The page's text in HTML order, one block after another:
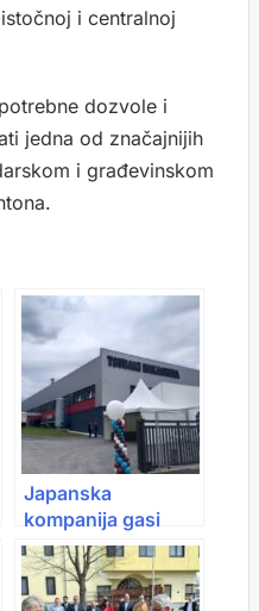
i centralnoj
dozvole i
jedna od značajnijih
i građevinskom
Japanska
kompanija gasi
fabriku u Americi,
proizvodnju seli u
BiH